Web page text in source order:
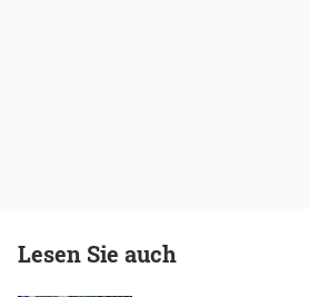
Lesen Sie auch